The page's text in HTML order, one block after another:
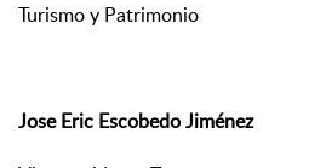
Turismo y Patrimonio
Jose Eric Escobedo Jiménez